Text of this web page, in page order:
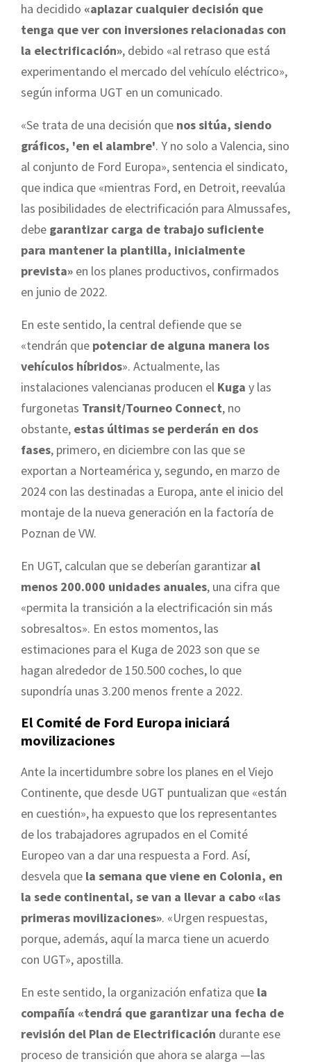
ha decidido «aplazar cualquier decisión que
tenga que ver con inversiones relacionadas con
la electrificación», debido «al retraso que está
experimentando el mercado del vehículo eléctrico»,
según informa UGT en un comunicado.
«Se trata de una decisión que nos sitúa, siendo
gráficos, 'en el alambre'. Y no solo a Valencia, sino
al conjunto de Ford Europa», sentencia el sindicato,
que indica que «mientras Ford, en Detroit, reevalúa
las posibilidades de electrificación para Almussafes,
debe garantizar carga de trabajo suficiente
para mantener la plantilla, inicialmente
prevista» en los planes productivos, confirmados
en junio de 2022.
En este sentido, la central defiende que se
«tendrán que potenciar de alguna manera los
vehículos híbridos». Actualmente, las
instalaciones valencianas producen el Kuga y las
furgonetas Transit/Tourneo Connect, no
obstante, estas últimas se perderán en dos
fases, primero, en diciembre con las que se
exportan a Norteamérica y, segundo, en marzo de
2024 con las destinadas a Europa, ante el inicio del
montaje de la nueva generación en la factoría de
Poznan de VW.
En UGT, calculan que se deberían garantizar al
menos 200.000 unidades anuales, una cifra que
«permita la transición a la electrificación sin más
sobresaltos». En estos momentos, las
estimaciones para el Kuga de 2023 son que se
hagan alrededor de 150.500 coches, lo que
supondría unas 3.200 menos frente a 2022.
El Comité de Ford Europa iniciará
movilizaciones
Ante la incertidumbre sobre los planes en el Viejo
Continente, que desde UGT puntualizan que «están
en cuestión», ha expuesto que los representantes
de los trabajadores agrupados en el Comité
Europeo van a dar una respuesta a Ford. Así,
desvela que la semana que viene en Colonia, en
la sede continental, se van a llevar a cabo «las
primeras movilizaciones». «Urgen respuestas,
porque, además, aquí la marca tiene un acuerdo
con UGT», apostilla.
En este sentido, la organización enfatiza que la
compañía «tendrá que garantizar una fecha de
revisión del Plan de Electrificación durante ese
proceso de transición que ahora se alarga —las